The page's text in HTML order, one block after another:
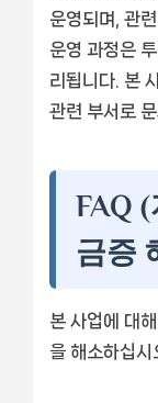
운영되며, 관
운영 과정은
리됩니다. 본
관련 부서로
FAQ
금증
본 사업에 대
을 해소하십시